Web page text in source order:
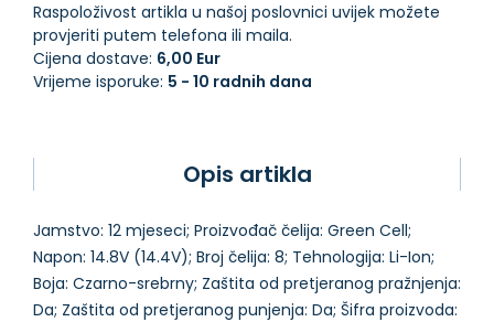
Raspoloživost artikla u našoj poslovnici uvijek možete
provjeriti putem telefona ili maila.
Cijena dostave: 6,00 Eur
Vrijeme isporuke: 5 - 10 radnih dana
Opis artikla
Jamstvo: 12 mjeseci; Proizvođač čelija: Green Cell;
Napon: 14.8V (14.4V); Broj čelija: 8; Tehnologija: Li-Ion;
Boja: Czarno-srebrny; Zaštita od pretjeranog pražnjenja:
Da; Zaštita od pretjeranog punjenja: Da; Šifra proizvoda: